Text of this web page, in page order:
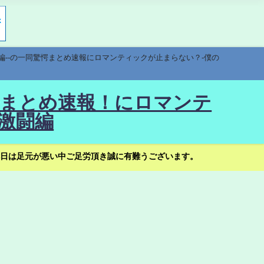
の一同驚愕まとめ速報にロマンティックが止まらない？-僕の
とめ速報！にロマンテ
闘編
足元が悪い中ご足労頂き誠に有難うございます。